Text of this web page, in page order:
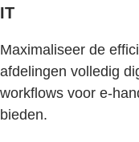
IT
Maximaliseer de
afdelingen volledig
workflows voor e-
bieden.